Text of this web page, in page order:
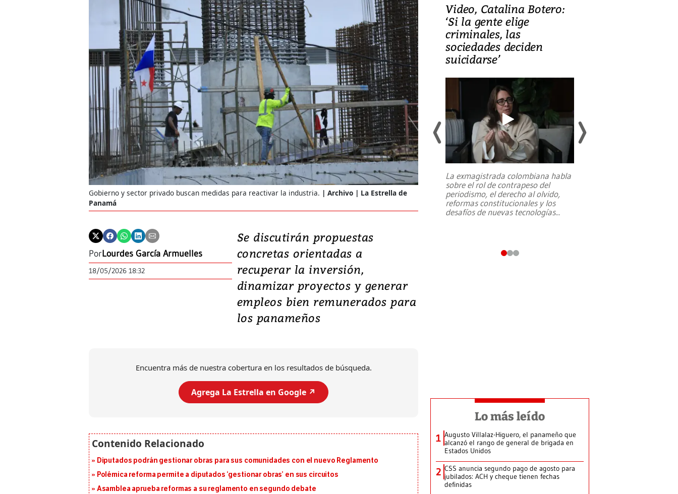
Gobierno y sector privado buscan medidas para reactivar la industria.
Archivo | La Estrella de
Panamá
PorLourdes García Armuelles
18/05/2026 18:32
Se discutirán propuestas
concretas orientadas a
recuperar la inversión,
dinamizar proyectos y generar
empleos bien remunerados para
los panameños
Encuentra más de nuestra cobertura en los resultados de búsqueda.
Agrega La Estrella en Google ↗️
Diputados podrán gestionar obras para sus comunidades con el nuevo Reglamento
Polémica reforma permite a diputados ‘gestionar obras’ en sus circuitos
Asamblea aprueba reformas a su reglamento en segundo debate
Video, Japón: Terremoto
deja heridos y graves
daños en Kumamoto
Un fuerte terremoto de magnitud
7,1 se registró este martes 28 de
julio en la prefectura de Kumamoto,
al sur de Japón, provocando una
emergencia de gran...
Video, Catalina Botero:
‘Si la gente elige
criminales, las
sociedades deciden
suicidarse’
La exmagistrada colombiana habla
sobre el rol de contrapeso del
periodismo, el derecho al olvido,
reformas constitucionales y los
desafíos de nuevas tecnologías...
Lo más leído
1 Augusto Villalaz-Higuero, el panameño que
alcanzó el rango de general de brigada en
Estados Unidos
2 CSS anuncia segundo pago de agosto para
jubilados: ACH y cheque tienen fechas
definidas